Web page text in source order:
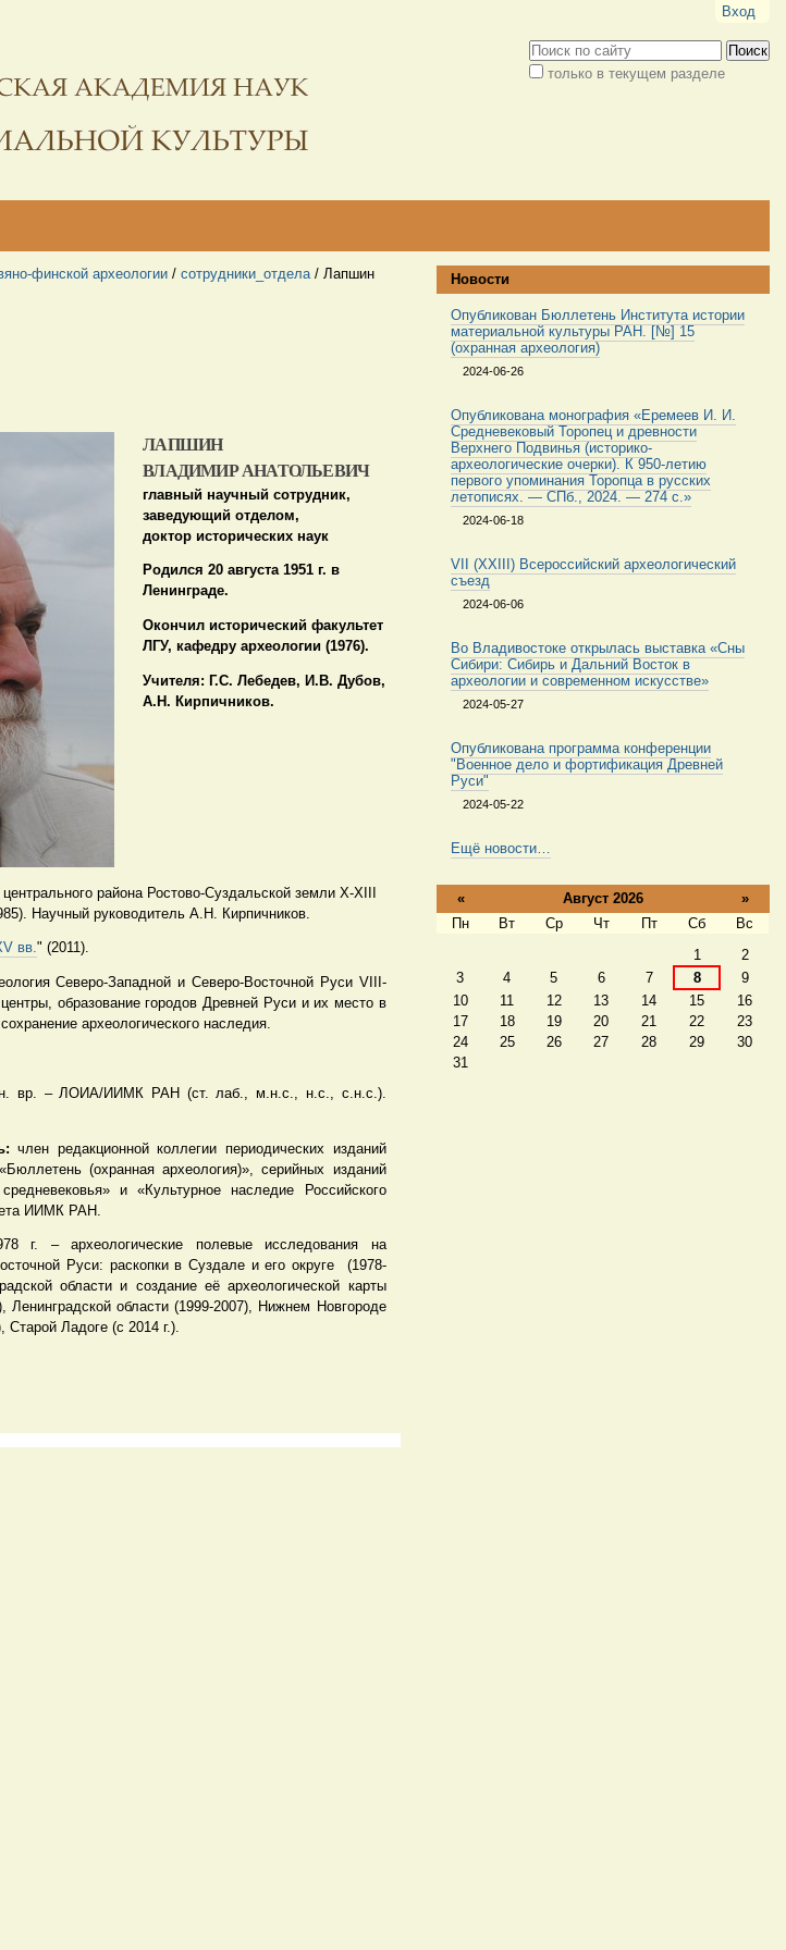
Вход
Поиск
только в текущем разделе
финской археологии /сотрудники_отдела / Лапшин
ЛАПШИН
ВЛАДИМИР АНАТОЛЬЕВИЧ
главный научный сотрудник,
заведующий отделом,
доктор исторических наук
Родился 20 августа 1951 г. в
Ленинграде.
Окончил исторический факультет
ЛГУ, кафедру археологии (1976).
Учителя: Г.С. Лебедев, И.В. Дубов,
А.Н. Кирпичников.
района Ростово-Суздальской земли X-XIII
Научный руководитель А.Н. Кирпичников.
вв." (2011).
Северо-Западной и Северо-Восточной Руси VIII-
образование городов Древней Руси и их место в
археологического наследия.
вр. – ЛОИА/ИИМК РАН (ст. лаб., м.н.с., н.с., с.н.с.).
член редакционной коллегии периодических изданий
(охранная археология)», серийных изданий
и «Культурное наследие Российского
ИИМК РАН.
г. – археологические полевые исследования на
Руси: раскопки в Суздале и его округе (1978-
области и создание её археологической карты
Ленинградской области (1999-2007), Нижнем Новгороде
Старой Ладоге (с 2014 г.).
Новости
Опубликован Бюллетень Института истории
материальной культуры РАН. [№] 15
(охранная археология)
2024-06-26
Опубликована монография «Еремеев И. И.
Средневековый Торопец и древности
Верхнего Подвинья (историко-
археологические очерки). К 950-летию
первого упоминания Торопца в русских
летописях. — СПб., 2024. — 274 с.»
2024-06-18
VII (XXIII) Всероссийский археологический
съезд
2024-06-06
Во Владивостоке открылась выставка «Сны
Сибири: Сибирь и Дальний Восток в
археологии и современном искусстве»
2024-05-27
Опубликована программа конференции
"Военное дело и фортификация Древней
Руси"
2024-05-22
Ещё новости…
« Август 2026 »
Пн Вт Ср Чт Пт Сб
Вс
1
2
3
4 5 6 7 8
9
10
11 12 13 14 15
16
17
18 19 20 21 22
23
24
25 26 27 28 29
30
31